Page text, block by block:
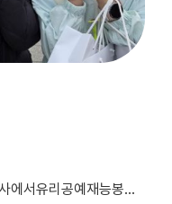
~~특히 아이들에게 인기 많았던 하트키링 ! 어떻게 완성되는지 보시죠 ~~~🎨 내 마음에 쏙 드는 필름지 고르기